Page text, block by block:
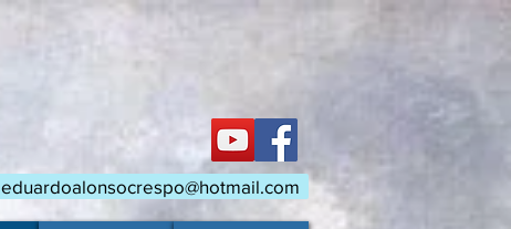
eduardoalonsocrespo@hotmail.com